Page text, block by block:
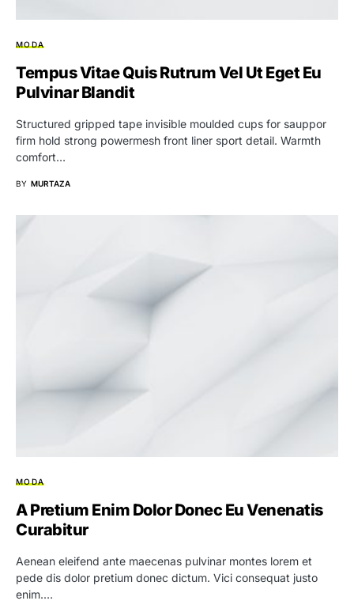
MODA
Tempus Vitae Quis Rutrum Vel Ut Eget Eu
Pulvinar Blandit
Structured gripped tape invisible moulded cups for sauppor
firm hold strong powermesh front liner sport detail. Warmth
comfort…
BY MURTAZA
MODA
A Pretium Enim Dolor Donec Eu Venenatis
Curabitur
Aenean eleifend ante maecenas pulvinar montes lorem et
pede dis dolor pretium donec dictum. Vici consequat justo
enim.…